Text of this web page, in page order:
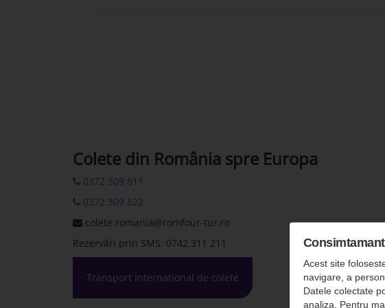
Colete din România spre Europa
0372 309 811
0372 309 822
colete.romania@romfour-tur.ro
Rezervări prin SMS: 0742 311 211
Transport International de colete
Acest site
navigare, a
Datele colectate
analiza. Pentru